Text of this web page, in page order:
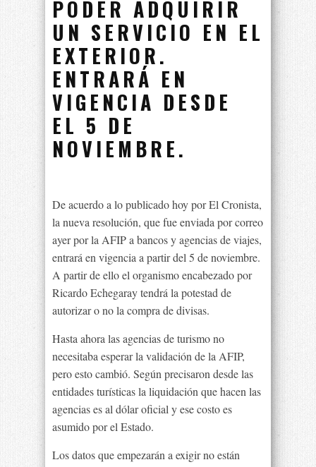
PODER ADQUIRIR
UN SERVICIO EN EL
EXTERIOR.
ENTRARÁ EN
VIGENCIA DESDE
EL 5 DE
NOVIEMBRE.
De acuerdo a lo publicado hoy por El Cronista,
la nueva resolución, que fue enviada por correo
ayer por la AFIP a bancos y agencias de viajes,
entrará en vigencia a partir del 5 de noviembre.
A partir de ello el organismo encabezado por
Ricardo Echegaray tendrá la potestad de
autorizar o no la compra de divisas.
Hasta ahora las agencias de turismo no
necesitaba esperar la validación de la AFIP,
pero esto cambió. Según precisaron desde las
entidades turísticas la liquidación que hacen las
agencias es al dólar oficial y ese costo es
asumido por el Estado.
Los datos que empezarán a exigir no están